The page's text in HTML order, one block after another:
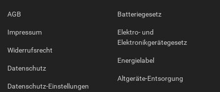
AGB
Impressum
Widerrufsrecht
Datenschutz
Datenschutz-Einstellungen
Batteriegesetz
Elektro- und
Elektronikgerätegesetz
Energielabel
Altgeräte-Entsorgung